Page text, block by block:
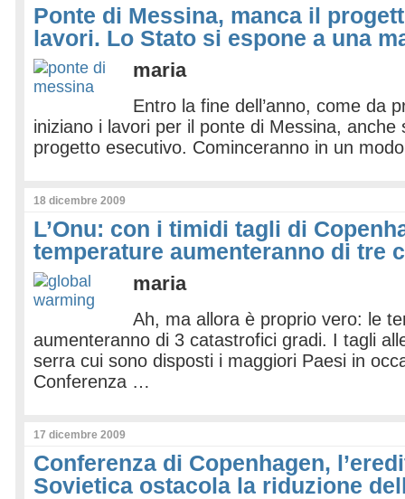
Ponte di Messina, manca il
lavori. Lo Stato si espone a una
maria
Entro la fine dell’anno, come da
iniziano i lavori per il ponte di Messina, anche
progetto esecutivo. Cominceranno in un
18 dicembre 2009
L’Onu: con i timidi tagli di
temperature aumenteranno di tre
maria
Ah, ma allora è proprio vero: le
aumenteranno di 3 catastrofici gradi. I tagli
serra cui sono disposti i maggiori Paesi in
Conferenza …
17 dicembre 2009
Conferenza di Copenhagen,
Sovietica ostacola la riduzione